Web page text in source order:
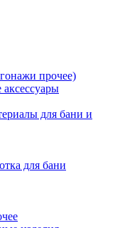
прочее)
для бани и
для бани